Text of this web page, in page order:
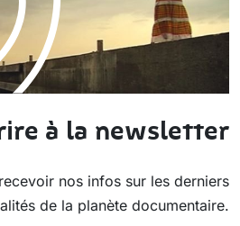
à la newsletter
nos infos sur les derniers
de la planète documentaire.